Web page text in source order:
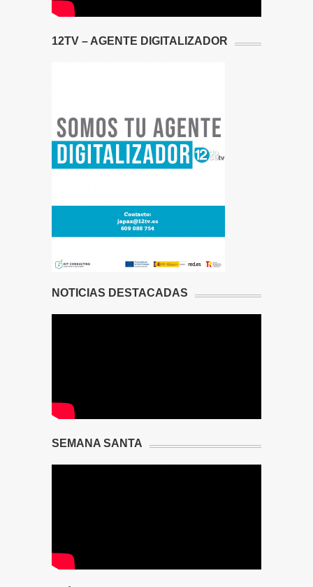
12TV – AGENTE DIGITALIZADOR
NOTICIAS DESTACADAS
SEMANA SANTA